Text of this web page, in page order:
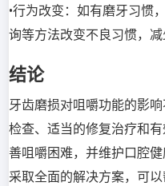
•行为改变：如有磨牙习惯
询等方法改变不良习惯，减
结论
牙齿磨损对咀嚼功能的影
检查、适当的修复治疗和
善咀嚼困难，并维护口腔
采取全面的解决方案，可